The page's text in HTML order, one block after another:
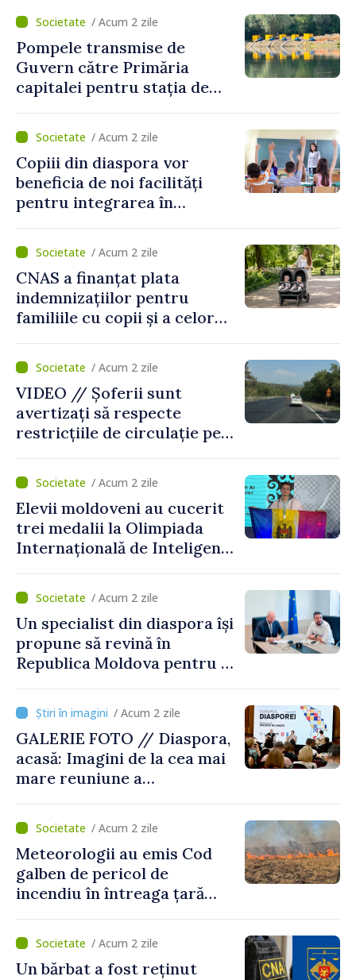
electronice. Cetățenii,
invitați să se înscrie la
eveniment
/ Acum 2 zile
Pompele transmise de
Guvern către Primăria
capitalei pentru stația de
lui Vodă au fost instalate și
puse în funcțiune
/ Acum 2 zile
Copiii din diaspora vor
beneficia de noi facilități
pentru integrarea în
Republica Moldova
/ Acum 2 zile
CNAS a finanțat plata
indemnizațiilor pentru
familiile cu copii și a celor
temporară de muncă
/ Acum 2 zile
VIDEO // Șoferii sunt
avertizați să respecte
restricțiile de circulație pe
desfășoară lucrări de
reparație / Acum 2 zile
Elevii moldoveni au cucerit
trei medalii la Olimpiada
Internațională de Inteligență
/ Acum 2 zile
Un specialist din diaspora își
propune să revină în
Republica Moldova pentru a
registrului naval național
/ Acum 2 zile
GALERIE FOTO // Diaspora,
acasă: Imagini de la cea mai
mare reuniune a
hotare
/ Acum 2 zile
Meteorologii au emis Cod
galben de pericol de
incendiu în întreaga țară
/ Acum 2 zile
Un bărbat a fost reținut